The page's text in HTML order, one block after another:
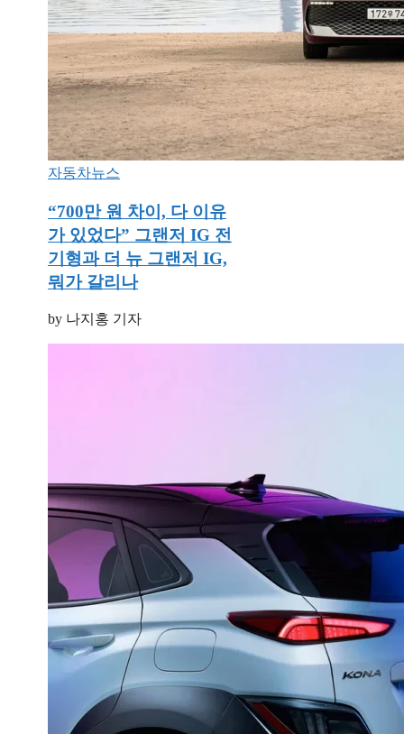
자동차뉴스
“700만 원 차이, 다 이유
가 있었다” 그랜저 IG 전
기형과 더 뉴 그랜저 IG,
뭐가 갈리나
by 나지홍 기자